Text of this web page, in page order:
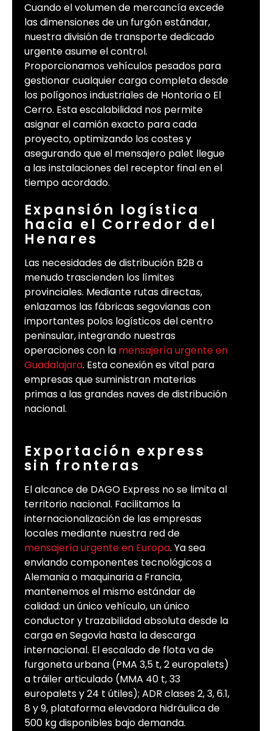
Cuando el volumen de mercancía excede
las dimensiones de un furgón estándar,
nuestra división de transporte dedicado
urgente asume el control.
Proporcionamos vehículos pesados para
gestionar cualquier carga completa desde
los polígonos industriales de Hontoria o El
Cerro. Esta escalabilidad nos permite
asignar el camión exacto para cada
proyecto, optimizando los costes y
asegurando que el mensajero palet llegue
a las instalaciones del receptor final en el
tiempo acordado.
Expansión logística
hacia el Corredor del
Henares
Las necesidades de distribución B2B a
menudo trascienden los límites
provinciales. Mediante rutas directas,
enlazamos las fábricas segovianas con
importantes polos logísticos del centro
peninsular, integrando nuestras
operaciones con la mensajería urgente en
Guadalajara. Esta conexión es vital para
empresas que suministran materias
primas a las grandes naves de distribución
nacional.
Exportación express
sin fronteras
El alcance de DAGO Express no se limita al
territorio nacional. Facilitamos la
internacionalización de las empresas
locales mediante nuestra red de
mensajería urgente en Europa. Ya sea
enviando componentes tecnológicos a
Alemania o maquinaria a Francia,
mantenemos el mismo estándar de
calidad: un único vehículo, un único
conductor y trazabilidad absoluta desde la
carga en Segovia hasta la descarga
internacional. El escalado de flota va de
furgoneta urbana (PMA 3,5 t, 2 europalets)
a tráiler articulado (MMA 40 t, 33
europalets y 24 t útiles); ADR clases 2, 3, 6.1,
8 y 9, plataforma elevadora hidráulica de
500 kg disponibles bajo demanda.